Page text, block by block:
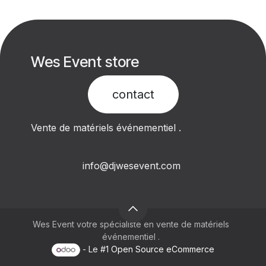
Wes Event store
contact​
Vente de matériels événementiel .
info@djwesevent.com
Wes Event votre spécialiste en vente de matériels
événementiel .
- Le #1Open Source eCommerce